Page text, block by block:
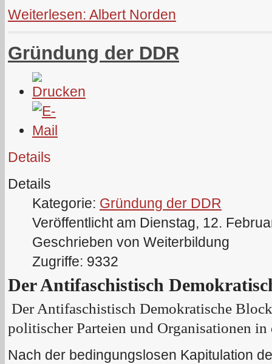
Weiterlesen: Albert Norden
Gründung der DDR
Details
Details
Kategorie: Gründung der DDR
Veröffentlicht am Dienstag, 12.
Geschrieben von Weiterbildung
Zugriffe: 9332
Der Antifaschistisch
Der Antifaschistisch Demokratische
politischer Parteien und Organisationen in
Nach der bedingungslosen Kapitulation